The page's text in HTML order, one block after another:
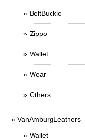
BeltBuckle
Zippo
Wallet
Wear
Others
VanAmburgLeathers
Wallet